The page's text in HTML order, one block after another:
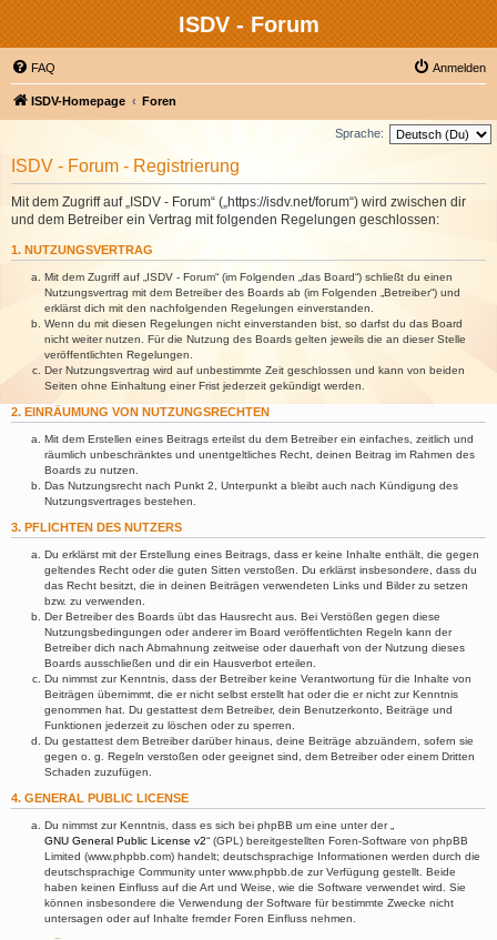
ISDV - Forum
FAQ Anmelden
ISDV-Homepage Foren
Sprache:
ISDV - Forum - Registrierung
Mit dem Zugriff auf „ISDV - Forum“ („https://isdv.net/forum“) wird zwischen dir
und dem Betreiber ein Vertrag mit folgenden Regelungen geschlossen:
1. NUTZUNGSVERTRAG
Mit dem Zugriff auf „ISDV - Forum“ (im Folgenden „das Board“) schließt du einen
Nutzungsvertrag mit dem Betreiber des Boards ab (im Folgenden „Betreiber“) und
erklärst dich mit den nachfolgenden Regelungen einverstanden.
Wenn du mit diesen Regelungen nicht einverstanden bist, so darfst du das Board
nicht weiter nutzen. Für die Nutzung des Boards gelten jeweils die an dieser Stelle
veröffentlichten Regelungen.
Der Nutzungsvertrag wird auf unbestimmte Zeit geschlossen und kann von beiden
Seiten ohne Einhaltung einer Frist jederzeit gekündigt werden.
2. EINRÄUMUNG VON NUTZUNGSRECHTEN
Mit dem Erstellen eines Beitrags erteilst du dem Betreiber ein einfaches, zeitlich und
räumlich unbeschränktes und unentgeltliches Recht, deinen Beitrag im Rahmen des
Boards zu nutzen.
Das Nutzungsrecht nach Punkt 2, Unterpunkt a bleibt auch nach Kündigung des
Nutzungsvertrages bestehen.
3. PFLICHTEN DES NUTZERS
Du erklärst mit der Erstellung eines Beitrags, dass er keine Inhalte enthält, die gegen
geltendes Recht oder die guten Sitten verstoßen. Du erklärst insbesondere, dass du
das Recht besitzt, die in deinen Beiträgen verwendeten Links und Bilder zu setzen
bzw. zu verwenden.
Der Betreiber des Boards übt das Hausrecht aus. Bei Verstößen gegen diese
Nutzungsbedingungen oder anderer im Board veröffentlichten Regeln kann der
Betreiber dich nach Abmahnung zeitweise oder dauerhaft von der Nutzung dieses
Boards ausschließen und dir ein Hausverbot erteilen.
Du nimmst zur Kenntnis, dass der Betreiber keine Verantwortung für die Inhalte von
Beiträgen übernimmt, die er nicht selbst erstellt hat oder die er nicht zur Kenntnis
genommen hat. Du gestattest dem Betreiber, dein Benutzerkonto, Beiträge und
Funktionen jederzeit zu löschen oder zu sperren.
Du gestattest dem Betreiber darüber hinaus, deine Beiträge abzuändern, sofern sie
gegen o. g. Regeln verstoßen oder geeignet sind, dem Betreiber oder einem Dritten
Schaden zuzufügen.
4. GENERAL PUBLIC LICENSE
Du nimmst zur Kenntnis, dass es sich bei phpBB um eine unter der „
GNU General Public License v2“ (GPL) bereitgestellten Foren-Software von phpBB
Limited (www.phpbb.com) handelt; deutschsprachige Informationen werden durch die
deutschsprachige Community unter www.phpbb.de zur Verfügung gestellt. Beide
haben keinen Einfluss auf die Art und Weise, wie die Software verwendet wird. Sie
können insbesondere die Verwendung der Software für bestimmte Zwecke nicht
untersagen oder auf Inhalte fremder Foren Einfluss nehmen.